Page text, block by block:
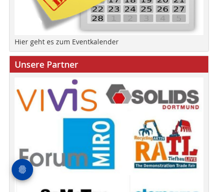
Hier geht es zum Eventkalender
Unsere Partner